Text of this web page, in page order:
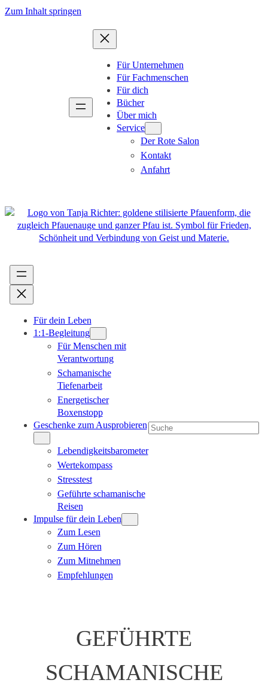
Zum
Zum Inhalt springen
Für Unternehmen
Für Fachmenschen
Für dich
Bücher
Über mich
Service
Der Rote Salon
Kontakt
Anfahrt
Für dein Leben
1:1-Begleitung
Für Menschen mit
Verantwortung
Schamanische
Tiefenarbeit
Energetischer
Boxenstopp
Geschenke zum Ausprobieren
Lebendigkeitsbarometer
Wertekompass
Stresstest
Geführte schamanische
Reisen
Impulse für dein Leben
Zum Lesen
Zum Hören
Zum Mitnehmen
Empfehlungen
Suchen
GEFÜHRTE
SCHAMANISCHE